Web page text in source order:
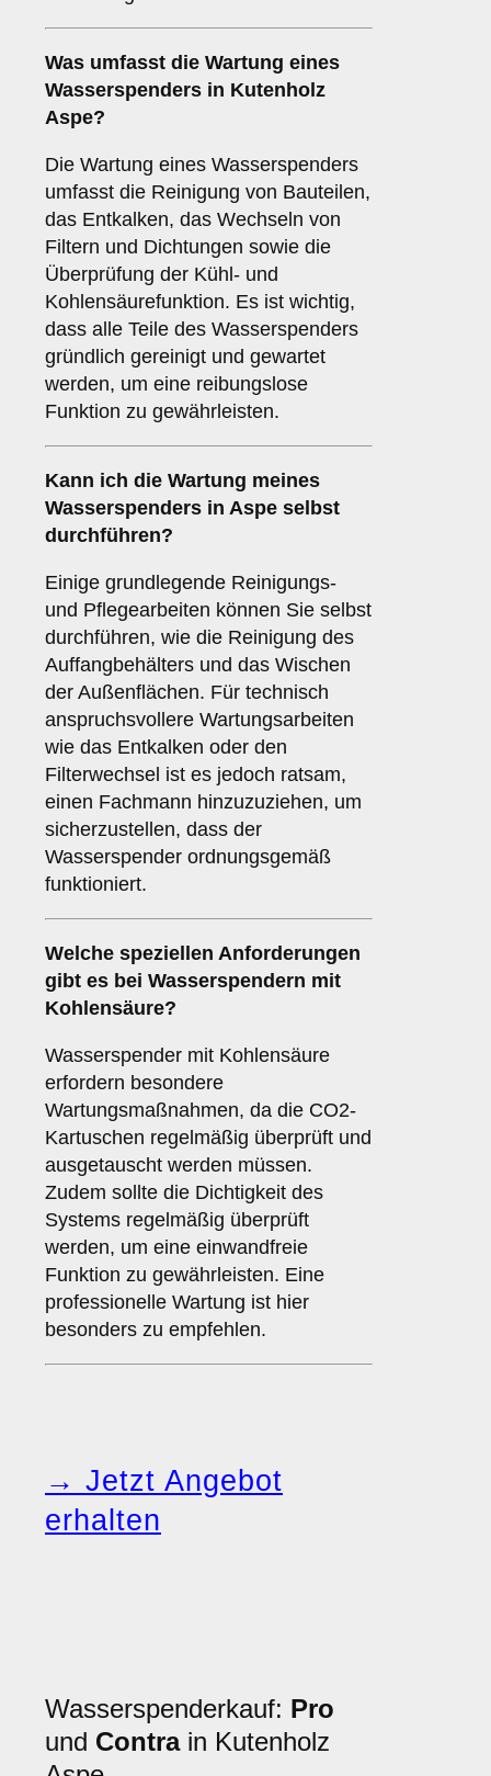
Was umfasst die Wartung eines
Wasserspenders in Kutenholz
Aspe?
Die Wartung eines Wasserspenders
umfasst die Reinigung von Bauteilen,
das Entkalken, das Wechseln von
Filtern und Dichtungen sowie die
Überprüfung der Kühl- und
Kohlensäurefunktion. Es ist wichtig,
dass alle Teile des Wasserspenders
gründlich gereinigt und gewartet
werden, um eine reibungslose
Funktion zu gewährleisten.
Kann ich die Wartung meines
Wasserspenders in Aspe selbst
durchführen?
Einige grundlegende Reinigungs-
und Pflegearbeiten können Sie selbst
durchführen, wie die Reinigung des
Auffangbehälters und das Wischen
der Außenflächen. Für technisch
anspruchsvollere Wartungsarbeiten
wie das Entkalken oder den
Filterwechsel ist es jedoch ratsam,
einen Fachmann hinzuzuziehen, um
sicherzustellen, dass der
Wasserspender ordnungsgemäß
funktioniert.
Welche speziellen Anforderungen
gibt es bei Wasserspendern mit
Kohlensäure?
Wasserspender mit Kohlensäure
erfordern besondere
Wartungsmaßnahmen, da die CO2-
Kartuschen regelmäßig überprüft und
ausgetauscht werden müssen.
Zudem sollte die Dichtigkeit des
Systems regelmäßig überprüft
werden, um eine einwandfreie
Funktion zu gewährleisten. Eine
professionelle Wartung ist hier
besonders zu empfehlen.
→ Jetzt Angebot
erhalten
Wasserspenderkauf: Pro
und Contrain Kutenholz